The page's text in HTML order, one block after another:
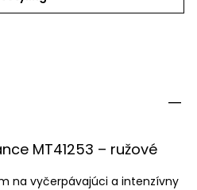
MT41253 – ružové
na vyčerpávajúci a intenzívny